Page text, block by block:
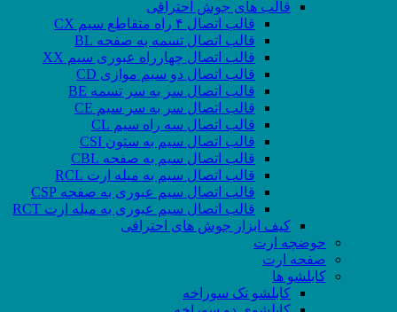
قالب های جوش احتراقی
قالب اتصال ۴ راه متقاطع سیم CX
قالب اتصال تسمه به صفحه BL
قالب اتصال چهارراه عبوری سیم XX
قالب اتصال دو سیم موازی CD
قالب اتصال سر به سر تسمه BE
قالب اتصال سر به سر سیم CE
قالب اتصال سه راه سیم CL
قالب اتصال سیم به ستون CSI
قالب اتصال سیم به صفحه CBL
قالب اتصال سیم به میله ارت RCL
قالب اتصال سیم عبوری به صفحه CSP
قالب اتصال سیم عبوری به میله ارت RCT
کیف ابزار جوش های احتراقی
حوضچه ارت
صفحه ارت
کابلشو ها
کابلشو تک سوراخه